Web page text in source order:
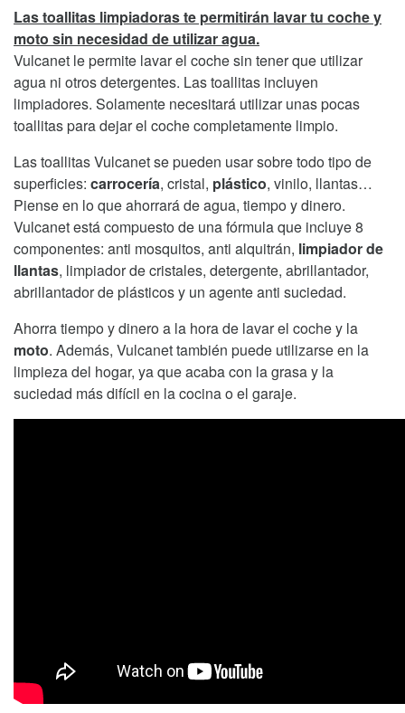
Las toallitas limpiadoras te permitirán lavar tu coche y
moto sin necesidad de utilizar agua.
Vulcanet le permite lavar el coche sin tener que utilizar
agua ni otros detergentes. Las toallitas incluyen
limpiadores. Solamente necesitará utilizar unas pocas
toallitas para dejar el coche completamente limpio.
Las toallitas Vulcanet se pueden usar sobre todo tipo de
superficies: carrocería, cristal, plástico, vinilo, llantas…
Piense en lo que ahorrará de agua, tiempo y dinero.
Vulcanet está compuesto de una fórmula que incluye 8
componentes: anti mosquitos, anti alquitrán, limpiador de
llantas, limpiador de cristales, detergente, abrillantador,
abrillantador de plásticos y un agente anti suciedad.
Ahorra tiempo y dinero a la hora de lavar el coche y la
moto. Además, Vulcanet también puede utilizarse en la
limpieza del hogar, ya que acaba con la grasa y la
suciedad más difícil en la cocina o el garaje.